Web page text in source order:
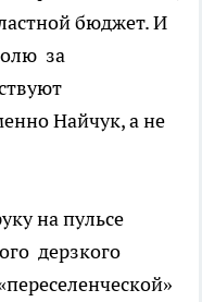
бюджет. И
за
Найчук, а не
на пульсе
дерзкого